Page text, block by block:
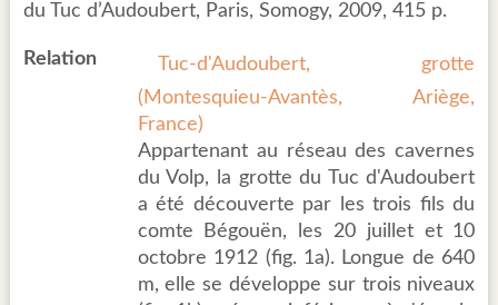
du Tuc d’Audoubert, Paris, Somogy, 2009, 415 p.
Relation
Tuc-d'Audoubert, grotte
(Montesquieu-Avantès, Ariège,
France)
Appartenant au réseau des cavernes
du Volp, la grotte du Tuc d'Audoubert
a été découverte par les trois fils du
comte Bégouën, les 20 juillet et 10
octobre 1912 (fig. 1a). Longue de 640
m, elle se développe sur trois niveaux